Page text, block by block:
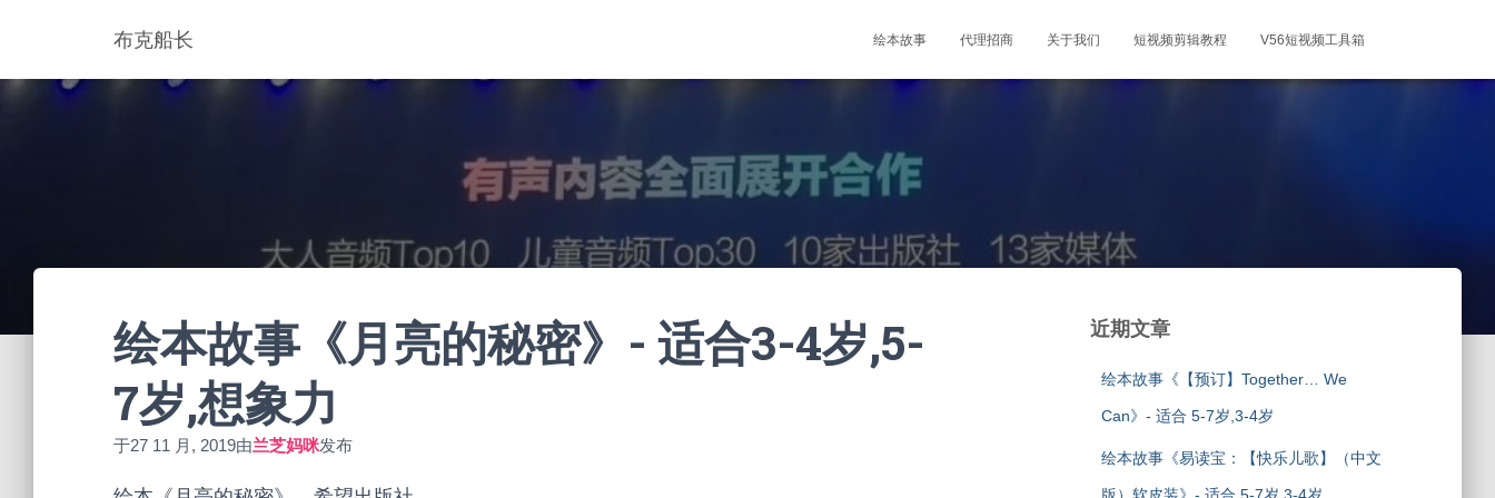
布克船长 绘本故事 代理招商 关于我们 短视频剪辑教程 V56短视频工具箱
绘本故事《月亮的秘密》- 适合3-4岁,5-
7岁,想象力
于27 11 月, 2019由兰芝妈咪发布
近期文章
绘本故事《【预订】Together… We
Can》- 适合 5-7岁,3-4岁
绘本故事《易读宝：【快乐儿歌】（中文